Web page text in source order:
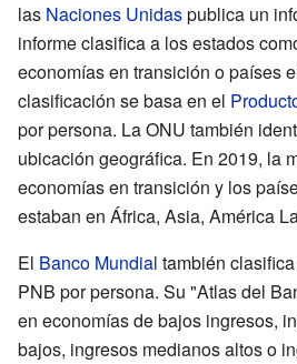
las Naciones Unidaspublica un
informe clasifica a los estados
economías en transición o países
clasificación se basa en el
por persona. La ONU también
ubicación geográfica. En 2019, la
economías en transición y los
estaban en África, Asia, América
El Banco Mundial también
PNB por persona. Su "Atlas del
en economías de bajos ingresos,
bajos, ingresos medianos altos o